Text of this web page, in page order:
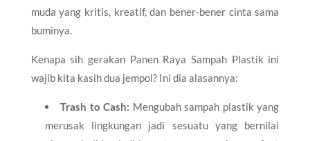
muda yang kritis, kreatif, dan bener-bener cinta sama
buminya.
Kenapa sih gerakan Panen Raya Sampah Plastik ini
wajib kita kasih dua jempol? Ini dia alasannya:
Trash to Cash: Mengubah sampah plastik yang
merusak lingkungan jadi sesuatu yang bernilai